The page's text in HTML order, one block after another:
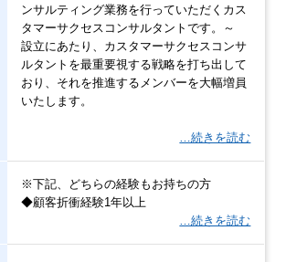
ンサルティング業務を行っていただくカス
タマーサクセスコンサルタントです。～
設立にあたり、カスタマーサクセスコンサ
ルタントを最重要視する戦略を打ち出して
おり、それを推進するメンバーを大幅増員
いたします。
…続きを読む
※下記、どちらの経験もお持ちの方
◆顧客折衝経験1年以上
…続きを読む